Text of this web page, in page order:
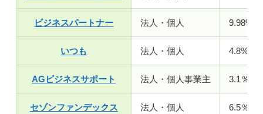
ビジネスパートナー 法人・個人 9.98%
いつも 法人・個人 4.8%～
AGビジネスサポート 法人・個人事業主 3.1％～
セゾンファンデックス 法人・個人 6.5％～